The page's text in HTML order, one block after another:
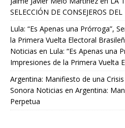
SELECCIÓN DE CONSEJEROS DEL
Lula: “Es Apenas una Prórroga”,
la Primera Vuelta Electoral
Noticias en Lula: “Es Apenas una
Impresiones de la Primera Vuelta
Argentina: Manifiesto de una
Sonora Noticias en Argentina:
Perpetua